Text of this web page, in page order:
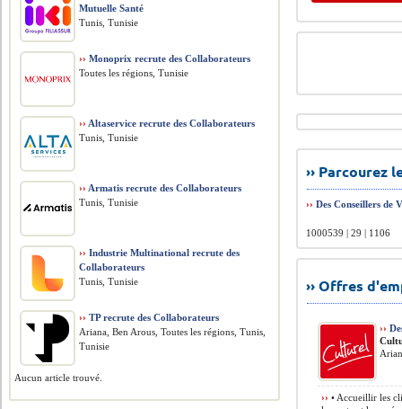
››
››Des Conseillers de
1000539 | 29 | 1106
›› Offres
››
›› • Accueillir les
Mutuelle Santé
Tunis, Tunisie
›› Monoprix recrute des Collaborateurs
Toutes les régions, Tunisie
›› Altaservice recrute des Collaborateurs
Tunis, Tunisie
›› Armatis recrute des Collaborateurs
Tunis, Tunisie
›› Industrie Multinational recrute des
Collaborateurs
Tunis, Tunisie
›› TP recrute des Collaborateurs
Ariana, Ben Arous, Toutes les régions, Tunis,
Tunisie
Aucun article trouvé.